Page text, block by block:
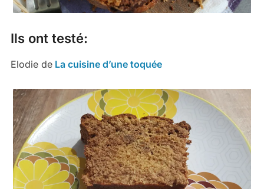
Ils ont testé:
Elodie deLa cuisine d’une toquée